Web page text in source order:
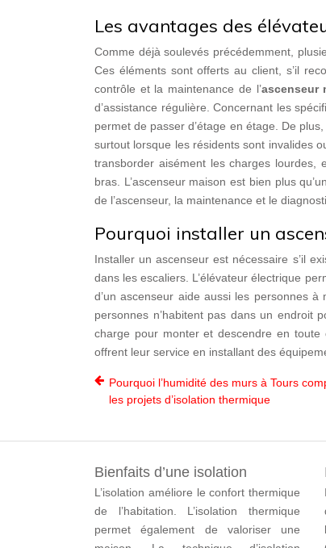
Les avantages des
Comme déjà soulevés précédemment,
Ces éléments sont offerts au client, s’il
contrôle et la maintenance de l’ascenseur
d’assistance régulière. Concernant les
permet de passer d’étage en étage. De
surtout lorsque les résidents sont invalides
transborder aisément les charges
bras. L’ascenseur maison est bien plus
de l’ascenseur, la maintenance et le
Pourquoi installer un
Installer un ascenseur est nécessaire s’il
dans les escaliers. L’élévateur électrique
d’un ascenseur aide aussi les personnes
personnes n’habitent pas dans un endroit
charge pour monter et descendre en
offrent leur service en installant des
Pourquoi l’humidité des murs à Tours
les projets d’isolation thermique
Bienfaits d’une isolation
L’isolation améliore le confort thermique
de l’habitation. L’isolation thermique
permet également de valoriser une